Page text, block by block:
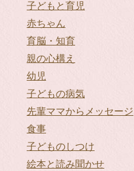
子どもと育児
赤ちゃん
育脳・知育
親の心構え
幼児
子どもの病気
先輩ママからメッセージ
食事
子どものしつけ
絵本と読み聞かせ